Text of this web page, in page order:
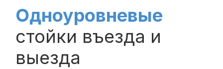
Одноуровневые
стойки въезда и
выезда